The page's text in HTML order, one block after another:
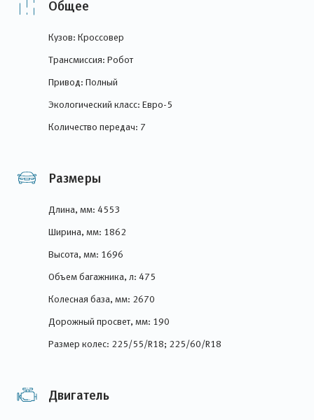
Общее
Кузов: Кроссовер
Трансмиссия: Робот
Привод: Полный
Экологический класс: Евро-5
Количество передач: 7
Размеры
Длина, мм: 4553
Ширина, мм: 1862
Высота, мм: 1696
Объем багажника, л: 475
Колесная база, мм: 2670
Дорожный просвет, мм: 190
Размер колес: 225/55/R18; 225/60/R18
Двигатель